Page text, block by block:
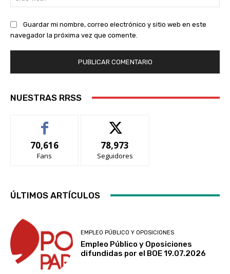
Guardar mi nombre, correo electrónico y sitio web en este
navegador la próxima vez que comente.
NUESTRAS RRSS
70,616
Fans
78,973
Seguidores
ÚLTIMOS ARTÍCULOS
EMPLEO PÚBLICO Y OPOSICIONES
Empleo Público y Oposiciones
difundidas por el BOE 19.07.2026